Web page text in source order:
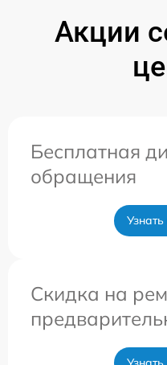
Акции
Бесплатная
обращения
Скидка на